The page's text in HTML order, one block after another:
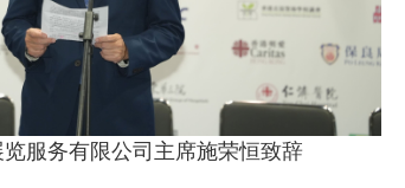
服务有限公司主席施荣恒致辞